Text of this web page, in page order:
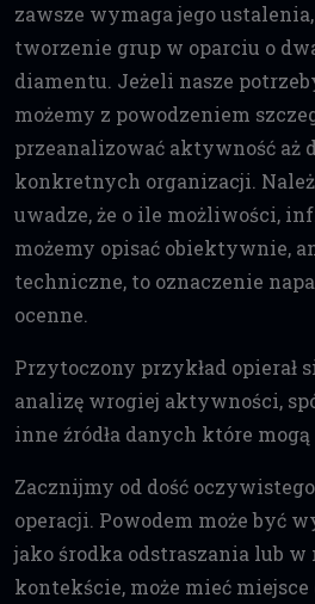
zawsze wymaga jego
tworzenie grup w oparciu o
diamentu. Jeżeli nasze
możemy z powodzeniem
przeanalizować aktywność aż
konkretnych organizacji.
uwadze, że o ile możliwości,
możemy opisać obiektywnie,
techniczne, to oznaczenie
ocenne.
Przytoczony przykład opierał
analizę wrogiej aktywności,
inne źródła danych które mogą
Zacznijmy od dość
operacji. Powodem może być
jako środka odstraszania lub
kontekście, może mieć